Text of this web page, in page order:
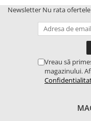
Newsletter Nu rata
Vreau să
magazinului.